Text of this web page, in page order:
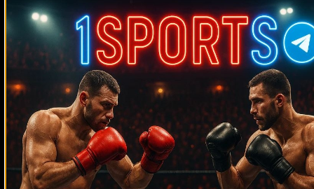
Случайные боксеры
Лупе Герра Крис Кларксон Отис Тисдейл Саймон Браун
Джо Багнер
Питер Макнили
Чарльз Уильямс Мэтью Хаттон Рафаэль Пинеда
Джильберто Уильямсон Эймос Джонсон Родригес Моунго Эктор
Лопес
Фредди Норвуд Джерри Хэлстид Эйнджел Манфреди Дэви
Мур
Джеймс Притчард Антонио Тарвер Хайме Ранхель
Олег
Маскаев Эктор Авила Пол Хэнлон Пэдди Пимблетт
Мигель
Сантана Тони Томпсон Маркус Роуд Решат Мати Гуты Эспадас-
младший Стефан Тессье Тайлер Хьюз Джоуи Абель
Джоелл
Годфри Артем Дамковский Корнелиус Уайт Фрэнки Свинделл Уилл
Хилтон Джефф Лана Энтони Джошуа Адольфо